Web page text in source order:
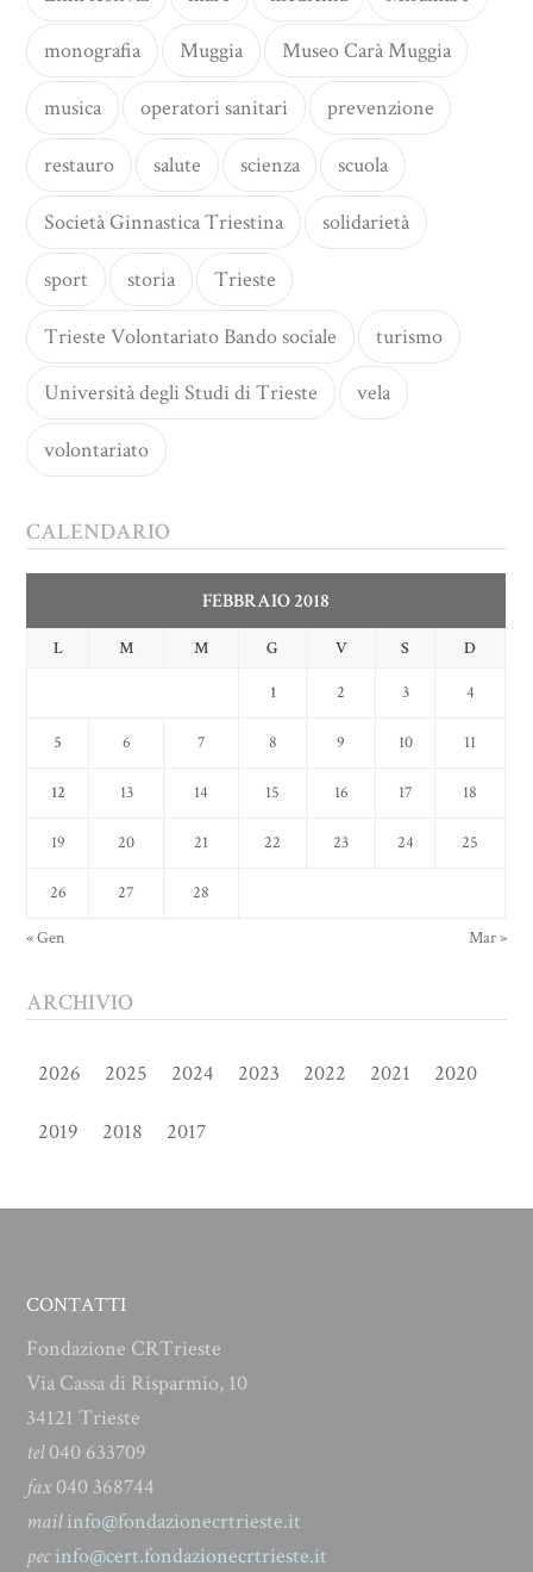
monografia Muggia Museo Carà Muggia
musica operatori sanitari prevenzione
restauro salute scienza scuola
Società Ginnastica Triestina solidarietà
sport storia Trieste
Trieste Volontariato Bando sociale turismo
Università degli Studi di Trieste vela
volontariato
CALENDARIO
FEBBRAIO 2018
L M M G V S D
1 2 3 4
5 6 7 8 9 10 11
12 13 14 15 16 17 18
19 20 21 22 23 24 25
26 27 28
« Gen Mar »
ARCHIVIO
2026 2025 2024 2023 2022 2021 2020
2019 2018 2017
CONTATTI
Fondazione CRTrieste
Via Cassa di Risparmio, 10
34121 Trieste
tel040 633709
fax040 368744
mailinfo@fondazionecrtrieste.it
pecinfo@cert.fondazionecrtrieste.it